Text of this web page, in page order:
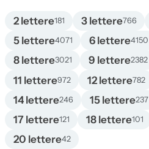
2 lettere181 3 lettere766
5 lettere4071 6 lettere4150
8 lettere3021 9 lettere2382
11 lettere972 12 lettere782
14 lettere246 15 lettere237
17 lettere121 18 lettere101
20 lettere42